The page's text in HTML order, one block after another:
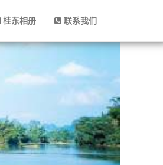
桂东相册 联系我们